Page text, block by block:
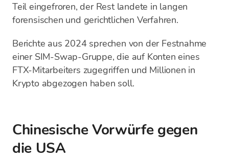
Teil eingefroren, der Rest landete in langen
forensischen und gerichtlichen Verfahren.
Berichte aus 2024 sprechen von der Festnahme
einer SIM-Swap-Gruppe, die auf Konten eines
FTX-Mitarbeiters zugegriffen und Millionen in
Krypto abgezogen haben soll.
Chinesische Vorwürfe gegen
die USA